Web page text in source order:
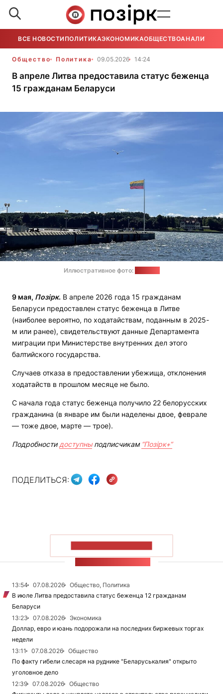
ВСЕ НОВОСТИ ПОЛИТИКАЭКОНОМИКАОБЩЕСТВОАНАЛИТИКА
Общество Политика 09.05.2026 14:24
В апреле Литва предоставила статус беженца
15 гражданам Беларуси
Иллюстративное фото:
9 мая, Позірк. В апреле 2026 года 15 гражданам
Беларуси предоставлен статус беженца в Литве
(наиболее вероятно, по ходатайствам, поданным в 2025-
м или ранее), свидетельствуют данные Департамента
миграции при Министерстве внутренних дел этого
балтийского государства.
Случаев отказа в предоставлении убежища, отклонения
ходатайств в прошлом месяце не было.
С начала года статус беженца получило 22 белорусских
гражданина (в январе им были наделены двое, феврале
— тоже двое, марте — трое).
Подробности доступныподписчикам “Позірк+“
ПОДЕЛИТЬСЯ:
13:54 07.08.2026
Общество, Политика
В июле Литва предоставила статус беженца 12 гражданам
Беларуси
13:23
07.08.2026
Экономика
Доллар, евро и юань подорожали на последних биржевых торгах
недели
13:11
07.08.2026
Общество
По факту гибели слесаря на руднике "Беларуськалия" открыто
уголовное дело
12:39
07.08.2026
Общество